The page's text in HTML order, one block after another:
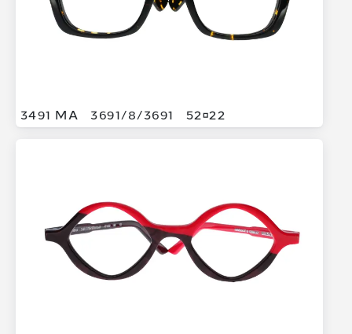
3491 MA 3691/8/3691 5222